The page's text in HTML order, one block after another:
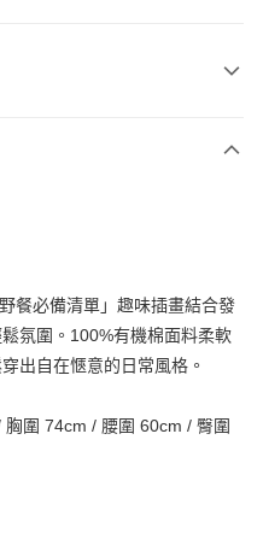
彰化商業銀行
台北富邦商業銀行
兆豐國際商業銀行
華泰商業銀行
遠東國際商業銀行
彰化商業銀行
台北富邦商業銀行
台中商業銀行
餐必備清單」趣味插畫結合發
氛圍。100%有機棉面料柔軟
出自在愜意的日常風格。
圍 74cm / 腰圍 60cm / 臀圍